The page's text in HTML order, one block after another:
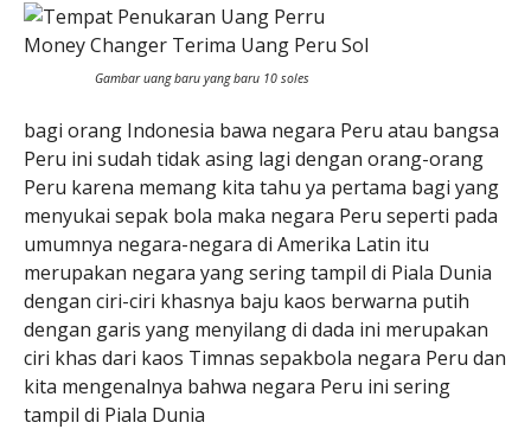
Gambar uang baru yang baru 10 soles
bagi orang Indonesia bawa negara Peru atau bangsa
Peru ini sudah tidak asing lagi dengan orang-orang
Peru karena memang kita tahu ya pertama bagi yang
menyukai sepak bola maka negara Peru seperti pada
umumnya negara-negara di Amerika Latin itu
merupakan negara yang sering tampil di Piala Dunia
dengan ciri-ciri khasnya baju kaos berwarna putih
dengan garis yang menyilang di dada ini merupakan
ciri khas dari kaos Timnas sepakbola negara Peru dan
kita mengenalnya bahwa negara Peru ini sering
tampil di Piala Dunia